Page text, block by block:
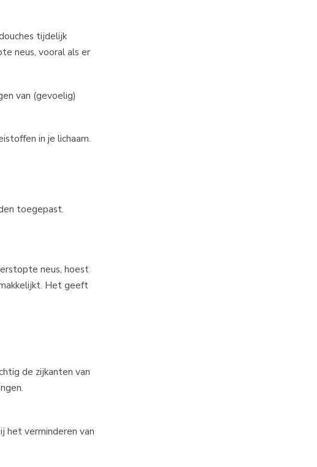
tijdelijk
neus, vooral als er
van (gevoelig)
in je lichaam.
toegepast.
neus, hoest
Het geeft
de zijkanten van